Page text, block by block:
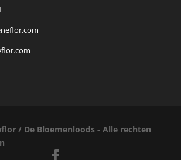
/ De Bloemenloods - Alle rechten